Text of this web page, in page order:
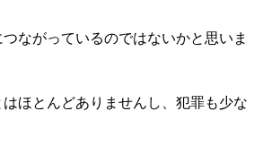
ながっているのではないかと思いま
ほとんどありませんし、犯罪も少な